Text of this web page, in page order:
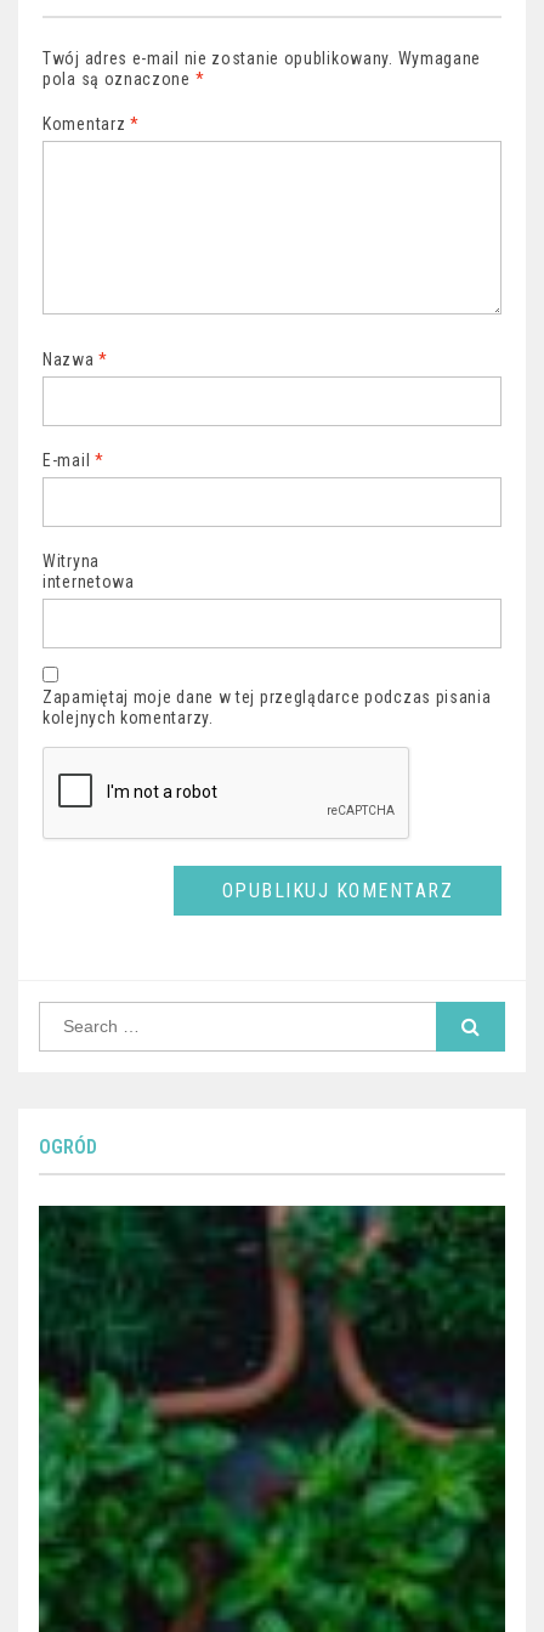
Twój adres e-mail nie zostanie opublikowany. Wymagane
pola są oznaczone *
Komentarz *
Nazwa*
E-mail *
Witryna
internetowa
Zapamiętaj moje dane w tej przeglądarce podczas pisania
kolejnych komentarzy.
OGRÓD